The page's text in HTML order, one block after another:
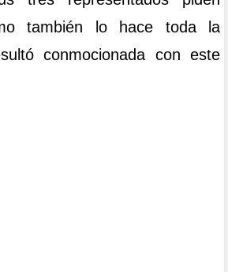
también lo hace toda la
conmocionada con este